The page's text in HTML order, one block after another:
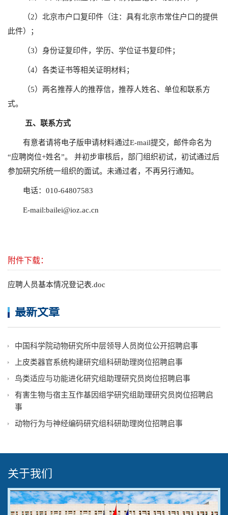
（2）北京市户口复印件（注：具有北京市常住户口的提供
此件）；
（3）身份证复印件，学历、学位证书复印件；
（4）各类证书等相关证明材料；
（5）两名推荐人的推荐信，推荐人姓名、单位和联系方
式。
五、联系方式
有意者请将电子版申请材料通过E-mail提交，邮件命名为
“应聘岗位+姓名”。 并初步审核后，部门组织初试，初试通过后
参加研究所统一组织的面试。未通过者，不再另行通知。
电话：010-64807583
E-mail:bailei@ioz.ac.cn
附件下载：
应聘人员基本情况登记表.doc
最新文章
中国科学院动物研究所中层领导人员岗位公开招聘启事
上皮类器官系统构建研究组科研助理岗位招聘启事
鸟类适应与功能进化研究组助理研究员岗位招聘启事
有害生物与宿主互作基因组学研究组助理研究员岗位招聘启
事
动物行为与神经编码研究组科研助理岗位招聘启事
关于我们